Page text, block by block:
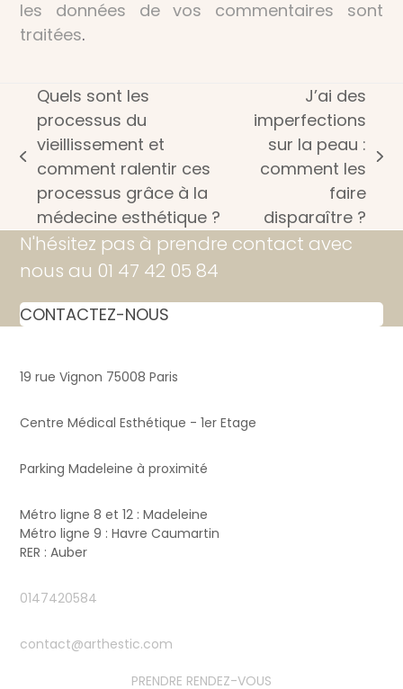
les données de vos commentaires sont
traitées.
previous
post:
Quels sont les
processus du
vieillissement et
comment ralentir ces
processus grâce à la
médecine esthétique ?
next
J’ai des
imperfections
sur la peau :
comment les
faire
disparaître ?
N'hésitez pas à prendre contact avec
nous au 01 47 42 05 84
CONTACTEZ-NOUS
19 rue Vignon 75008 Paris
Centre Médical Esthétique - 1er Etage
Parking Madeleine à proximité
Métro ligne 8 et 12 : Madeleine
Métro ligne 9 : Havre Caumartin
RER : Auber
0147420584
contact@arthestic.com
PRENDRE RENDEZ-VOUS